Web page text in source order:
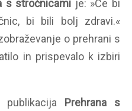
s stročnicami je: »Če bi
bi bili bolj zdravi.«
o prehrani s
in prispevalo k izbiri
Prehrana s